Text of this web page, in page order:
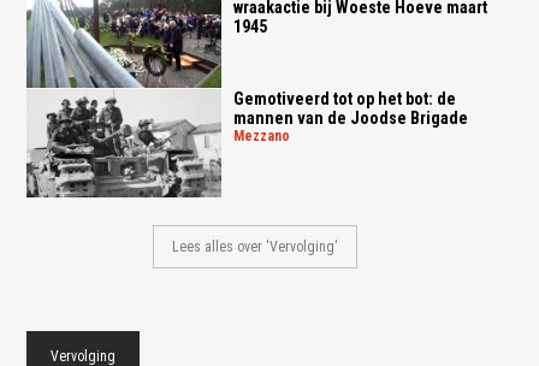
wraakactie bij Woeste Hoeve maart
1945
Gemotiveerd tot op het bot: de
mannen van de Joodse Brigade
mezzano
Lees alles over 'Vervolging'
Vervolging